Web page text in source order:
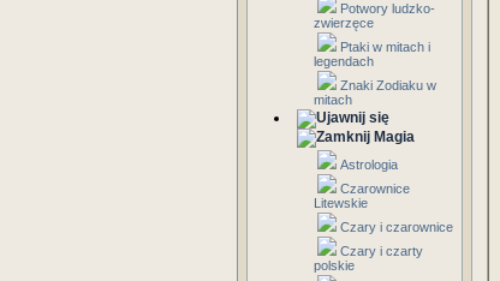
Potwory ludzko-
zwierzęce
Ptaki w mitach i
legendach
Znaki Zodiaku w
mitach
Magia
Astrologia
Czarownice
Litewskie
Czary i czarownice
Czary i czarty
polskie